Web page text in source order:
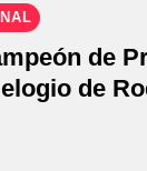
de
de